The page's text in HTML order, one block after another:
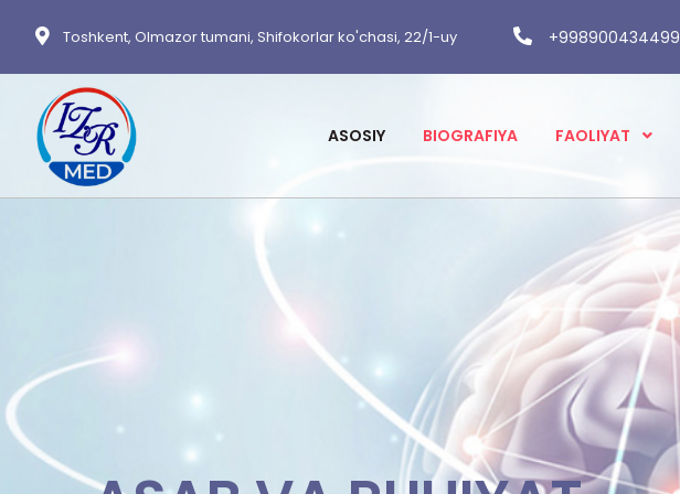
Toshkent, Olmazor tumani, Shifokorlar ko'chasi, 22/1-uy +998900434499
ASOSIY BIOGRAFIYA FAOLIYAT